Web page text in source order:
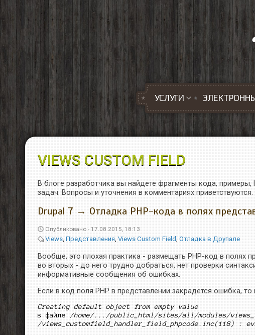
Перейти к основному содержанию
УСЛУГИ
VIEWS CUSTOM FIELD
В блоге разработчика вы найдете фрагменты кода,
задач. Вопросы и уточнения в комментариях приветствуются.
Drupal 7 → Отладка PHP-кода в полях
Опубликовано - 17.08.2015, 18:13
Views, Представления, Views Custom Field, Отладка в Друпале
Вообще, это плохая практика - размещать PHP-код в полях
во вторых - до него трудно добраться, нет проверки
информативные сообщения об ошибках.
Если в код поля PHP в представлении закрадется ошибка,
Creating default object from empty value
в файле /home/.../public_html/sites/all/modules/
/views_customfield_handler_field_phpcode.inc(118) :